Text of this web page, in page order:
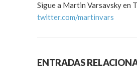
Sigue a Martin Varsavsky en
twitter.com/martinvars
ENTRADAS